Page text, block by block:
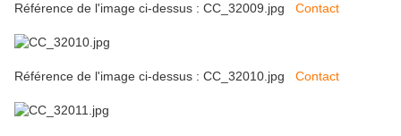
Référence de l'image ci-dessus : CC_32009.jpg Contact
Référence de l'image ci-dessus : CC_32010.jpg Contact